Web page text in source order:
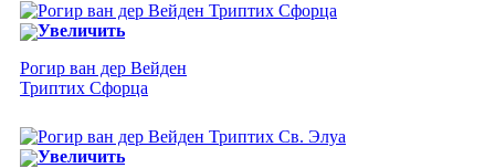
Увеличить
Рогир ван дер Вейден
Триптих Сфорца
Увеличить